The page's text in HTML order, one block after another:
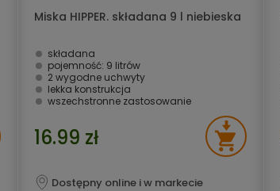
Miska HIPPER. składana 9 l niebieska
składana
pojemność: 9 litrów
2 wygodne uchwyty
lekka konstrukcja
wszechstronne zastosowanie
16.99 zł
Dostępny online i w markecie